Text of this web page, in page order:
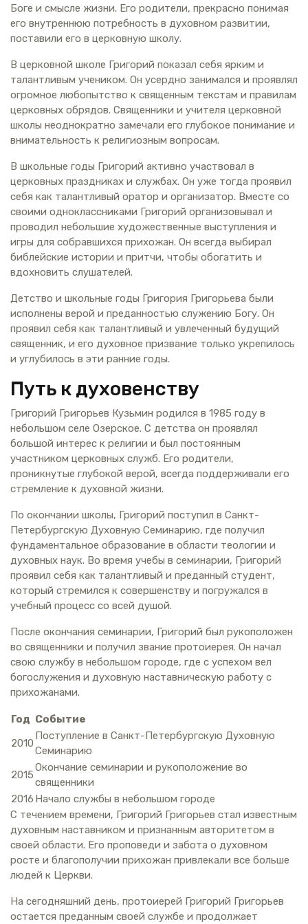
Боге и смысле жизни. Его родители, прекрасно понимая
его внутреннюю потребность в духовном развитии,
поставили его в церковную школу.
В церковной школе Григорий показал себя ярким и
талантливым учеником. Он усердно занимался и проявлял
огромное любопытство к священным текстам и правилам
церковных обрядов. Священники и учителя церковной
школы неоднократно замечали его глубокое понимание и
внимательность к религиозным вопросам.
В школьные годы Григорий активно участвовал в
церковных праздниках и службах. Он уже тогда проявил
себя как талантливый оратор и организатор. Вместе со
своими одноклассниками Григорий организовывал и
проводил небольшие художественные выступления и
игры для собравшихся прихожан. Он всегда выбирал
библейские истории и притчи, чтобы обогатить и
вдохновить слушателей.
Детство и школьные годы Григория Григорьева были
исполнены верой и преданностью служению Богу. Он
проявил себя как талантливый и увлеченный будущий
священник, и его духовное призвание только укрепилось
и углубилось в эти ранние годы.
Путь к духовенству
Григорий Григорьев Кузьмин родился в 1985 году в
небольшом селе Озерское. С детства он проявлял
большой интерес к религии и был постоянным
участником церковных служб. Его родители,
проникнутые глубокой верой, всегда поддерживали его
стремление к духовной жизни.
По окончании школы, Григорий поступил в Санкт-
Петербургскую Духовную Семинарию, где получил
фундаментальное образование в области теологии и
духовных наук. Во время учебы в семинарии, Григорий
проявил себя как талантливый и преданный студент,
который стремился к совершенству и погружался в
учебный процесс со всей душой.
После окончания семинарии, Григорий был рукоположен
во священники и получил звание протоиерея. Он начал
свою службу в небольшом городе, где с успехом вел
богослужения и духовную наставническую работу с
прихожанами.
Год Событие
2010
Поступление в Санкт-Петербургскую Духовную
Семинарию
2015
Окончание семинарии и рукоположение во
священники
2016 Начало службы в небольшом городе
С течением времени, Григорий Григорьев стал известным
духовным наставником и признанным авторитетом в
своей области. Его проповеди и забота о духовном
росте и благополучии прихожан привлекали все больше
людей к Церкви.
На сегодняшний день, протоиерей Григорий Григорьев
остается преданным своей службе и продолжает